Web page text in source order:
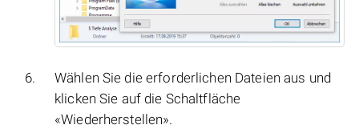
Wählen Sie die erforderlichen Dateien aus und
klicken Sie auf die Schaltfläche
«Wiederherstellen».